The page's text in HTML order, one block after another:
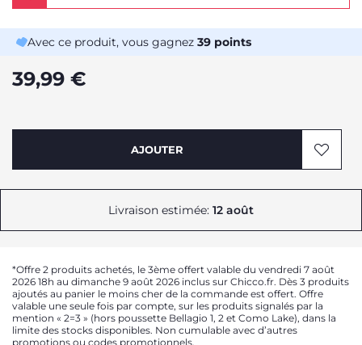
Avec ce produit, vous gagnez 39 points
39,99 €
AJOUTER
Livraison estimée: 12 août
*Offre 2 produits achetés, le 3ème offert valable du vendredi 7 août
2026 18h au dimanche 9 août 2026 inclus sur Chicco.fr. Dès 3 produits
ajoutés au panier le moins cher de la commande est offert. Offre
valable une seule fois par compte, sur les produits signalés par la
mention « 2=3 » (hors poussette Bellagio 1, 2 et Como Lake), dans la
limite des stocks disponibles. Non cumulable avec d’autres
promotions ou codes promotionnels.